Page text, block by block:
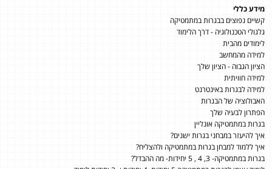
מידע כללי
קשיים נפוצים בבגרות במתמטיקה
גלגולי הטכנולוגיה - דרך הלימוד
לימודים מהבית
למידה מהמחשב
הציון הגבוה - הציון שלך
למידה חוויתית
למידה לבגרות באינטרנט
האבולוציה של הבגרות
הפתרון לבעיה שלך
בגרות במתמטיקה אונליין
איך להיעזר במבחני בגרות ישנים?
איך ללמוד למבחן בגרות במתמטיקה ולהצליח?
בגרות במתמטיקה- 3, 4 , 5 יחידות- מה ההבדל?